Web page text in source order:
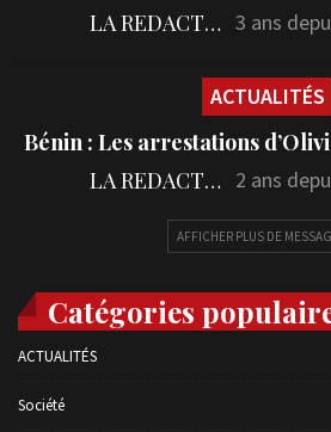
LA REDACTION 3 ans
ACTUALITÉS
Bénin : Les arrestations
LA REDACTION 2 ans
AFFICHER PLUS DE
Catégories
ACTUALITÉS
Société